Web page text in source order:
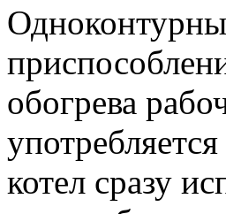
обогрева
котел сразу